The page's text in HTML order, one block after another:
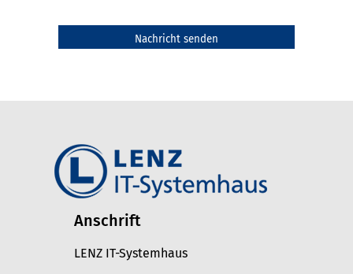
Anschrift
LENZ IT-Systemhaus